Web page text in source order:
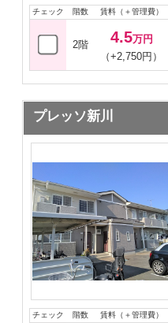
チェック 階数 賃料（＋管理費）
2階 4.5万円
（+2,750円）
プレッソ新川
チェック 階数 賃料（＋管理費）